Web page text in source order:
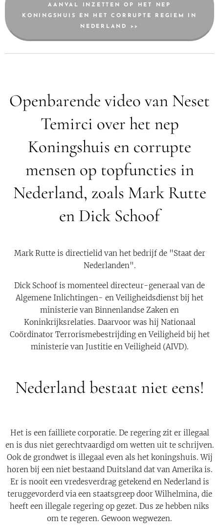
AANVAL INZETTEN OP HET NEP
KONINGSHUIS EN HET CORRUPTE REGIEM IN
NEDERLAND >>
Openbarende video van Neset
Temirci over het nep
Koningshuis en corrupte
mensen op topfuncties in
Nederland, zoals Mark Rutte
en Dick Schoof
Mark Rutte is directielid van het bedrijf de "Staat der
Nederlanden".
Dick Schoof is momenteel directeur-generaal van de
Algemene Inlichtingen- en Veiligheidsdienst bij het
ministerie van Binnenlandse Zaken en
Koninkrijksrelaties. Daarvoor was hij Nationaal
Coördinator Terrorismebestrijding en Veiligheid bij het
ministerie van Justitie en Veiligheid (AIVD).
Nederland bestaat niet eens!
Het is een failliete corporatie. De regering zit er illegaal
en is dus niet gerechtvaardigd om wetten uit te schrijven.
Ook de grondwet is illegaal even als het koningshuis. Wij
horen bij een niet bestaand Duitsland dat van Amerika is.
Er is nooit een vredesverdrag getekend en Nederland is
teruggevorderd via een staatsgreep door Wilhelmina, die
heeft een illegale regering op gezet. Dus ze hebben niks
om te regeren. Gewoon wegwezen.